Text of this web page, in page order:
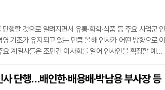
행할 것으로 알려지면서 유통·화학·식품 등 주요 사업군 인
기조가 유지되고 있는 만큼 올해 인사가 어떤 방향으로 이
계열사들은 조만간 이사회를 열어 인사안을 확정할 예정
가 교체되고 임원 규모가 13% 축소된 바 있다. 이를 고려
이라는 전망이 나온다.올해 인사에서 가장 큰 관심사는 유
단행…배인한·배용배·박남용 부사장 등